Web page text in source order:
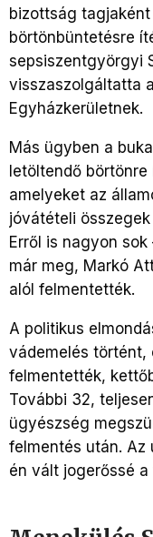
bizottság
börtönbüntetésre
sepsiszentgyörgyi
visszaszolgáltatta
Egyházkerületnek.
Más ügyben a
letöltendő
amelyeket az
jóvátételi
Erről is nagyon
már meg, Markó
alól felmentették.
A politikus
vádemelés történt,
felmentették,
További 32,
ügyészség
felmentés után. Az
én vált jogerőssé